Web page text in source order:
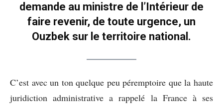
demande au ministre de l’Intérieur de
faire revenir, de toute urgence, un
Ouzbek sur le territoire national.
C’est avec un ton quelque peu péremptoire que la haute
juridiction administrative a rappelé la France à ses